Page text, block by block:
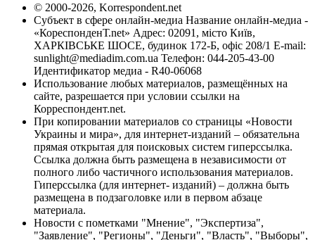
© 2000-2026, Korrespondent.net
Субъект в сфере онлайн-медиа Название онлайн-медиа -
«КореспонденТ.net» Адрес: 02091, місто Київ,
ХАРКІВСЬКЕ ШОСЕ, будинок 172-Б, офіс 208/1 E-mail:
sunlight@mediadim.com.ua Телефон: 044-205-43-00
Идентификатор медиа - R40-06068
Использование любых материалов, размещённых на
сайте, разрешается при условии ссылки на
Корреспондент.net.
При копировании материалов со страницы «Новости
Украины и мира», для интернет-изданий – обязательна
прямая открытая для поисковых систем гиперссылка.
Ссылка должна быть размещена в независимости от
полного либо частичного использования материалов.
Гиперссылка (для интернет- изданий) – должна быть
размещена в подзаголовке или в первом абзаце
материала.
Новости с пометками "Мнение", "Экспертиза",
"Заявление", "Регионы", "Деньги", "Власть", "Выборы",